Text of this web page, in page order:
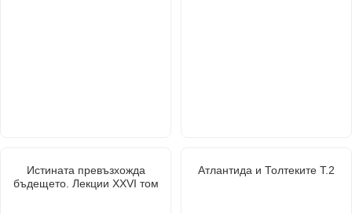
Истината превъзхожда
бъдещето. Лекции XXVI том
Атлантида и Толтеките Т.2